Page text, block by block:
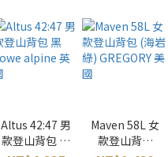
Altus 42:47 男
款登山背包 黑
Maven 58L 女
款登山背包